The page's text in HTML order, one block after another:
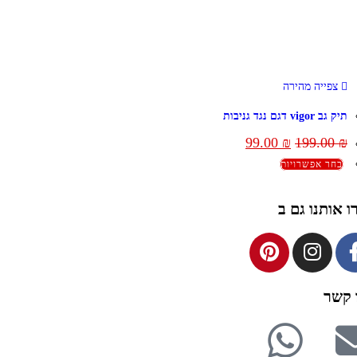
צפייה מהירה
תיק גב vigor דגם נגד גניבות
199.00₪
99.00 ₪
בחר אפשרויות
אותנו גם ב
קשר